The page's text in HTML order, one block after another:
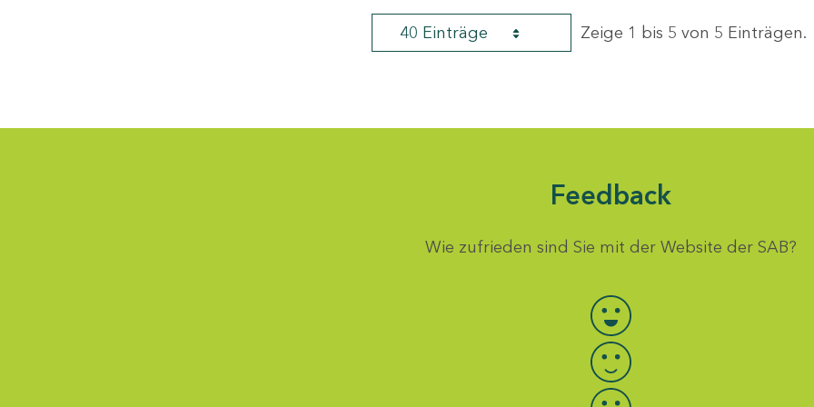
40 Einträge Zeige 1 bis 5 von 5 Einträgen.
Feedback
Wie zufrieden sind Sie mit der Website der SAB?
Bewertung auswählen